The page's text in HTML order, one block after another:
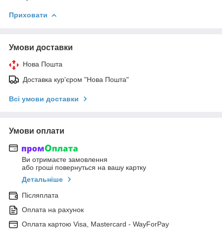
Приховати
Умови доставки
Нова Пошта
Доставка кур'єром "Нова Пошта"
Всі умови доставки
Умови оплати
Ви отримаєте замовлення
або гроші повернуться на вашу картку
Детальніше
Післяплата
Оплата на рахунок
Оплата картою Visa, Mastercard - WayForPay